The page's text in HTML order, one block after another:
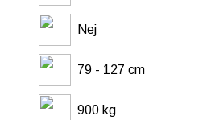
Nej
79 - 127 cm
900 kg